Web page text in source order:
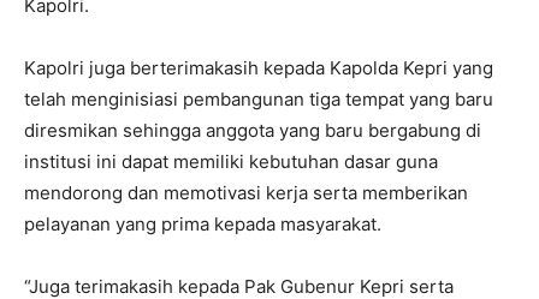
Kapolri.
Kapolri juga berterimakasih kepada Kapolda Kepri yang
telah menginisiasi pembangunan tiga tempat yang baru
diresmikan sehingga anggota yang baru bergabung di
institusi ini dapat memiliki kebutuhan dasar guna
mendorong dan memotivasi kerja serta memberikan
pelayanan yang prima kepada masyarakat.
“Juga terimakasih kepada Pak Gubenur Kepri serta